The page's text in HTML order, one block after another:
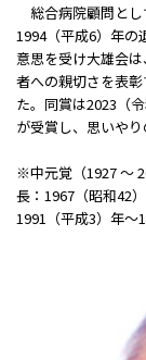
総合病院顧問とし
1994（平成6）年の
意思を受け大雄会
者への親切さを表
た。同賞は2023（
が受賞し、思いや
※中元覚（1927 ～
長：1967（昭和42
1991（平成3）年～